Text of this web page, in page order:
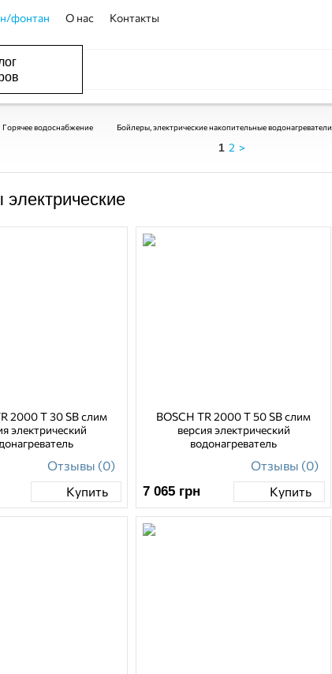
фонтан О нас Контакты
Горячее водоснабжение Бойлеры, электрические накопительные водонагреватели
1 2 >
2000 T 30 SB слим
электрический
Отзывы (0)
Купить
BOSCH TR 2000 T 50 SB слим
версия электрический
водонагреватель
Отзывы (0)
7 065 грн Купить